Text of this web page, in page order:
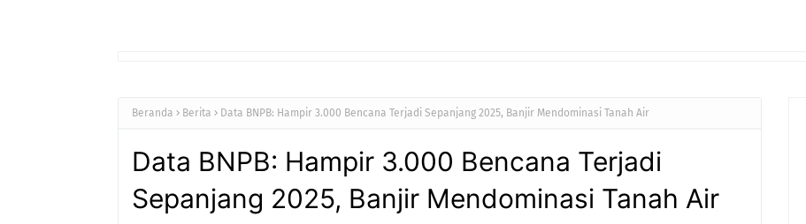
Beranda Berita Data BNPB: Hampir 3.000 Bencana Terjadi Sepanjang 2025, Banjir Mendominasi Tanah Air
Data BNPB: Hampir 3.000 Bencana Terjadi
Sepanjang 2025, Banjir Mendominasi Tanah Air